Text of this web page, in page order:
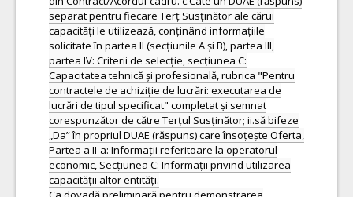
separat pentru fiecare Terț Susținător ale cărui
capacități le utilizează, conținând informațiile
solicitate în partea II (secțiunile A și B), partea III,
partea IV: Criterii de selecție, secțiunea C:
Capacitatea tehnică și profesională, rubrica "Pentru
contractele de achiziție de lucrări: executarea de
lucrări de tipul specificat" completat și semnat
corespunzător de către Terțul Susținător; ii.să bifeze
„Da” în propriul DUAE (răspuns) care însoțește Oferta,
Partea a II-a: Informații referitoare la operatorul
economic, Secțiunea C: Informații privind utilizarea
capacității altor entități.